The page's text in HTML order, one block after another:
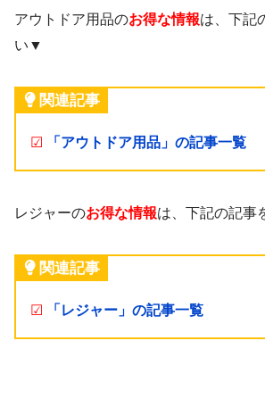
アウトドア用品のお得な情報は、下記
い▼
関連記事
☑ 「アウトドア用品」の記事一覧
レジャーのお得な情報は、下記の記事
関連記事
☑ 「レジャー」の記事一覧